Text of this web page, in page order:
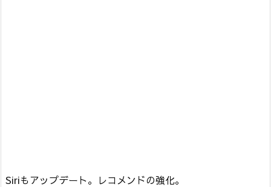
Siriもアップデート。レコメンドの強化。